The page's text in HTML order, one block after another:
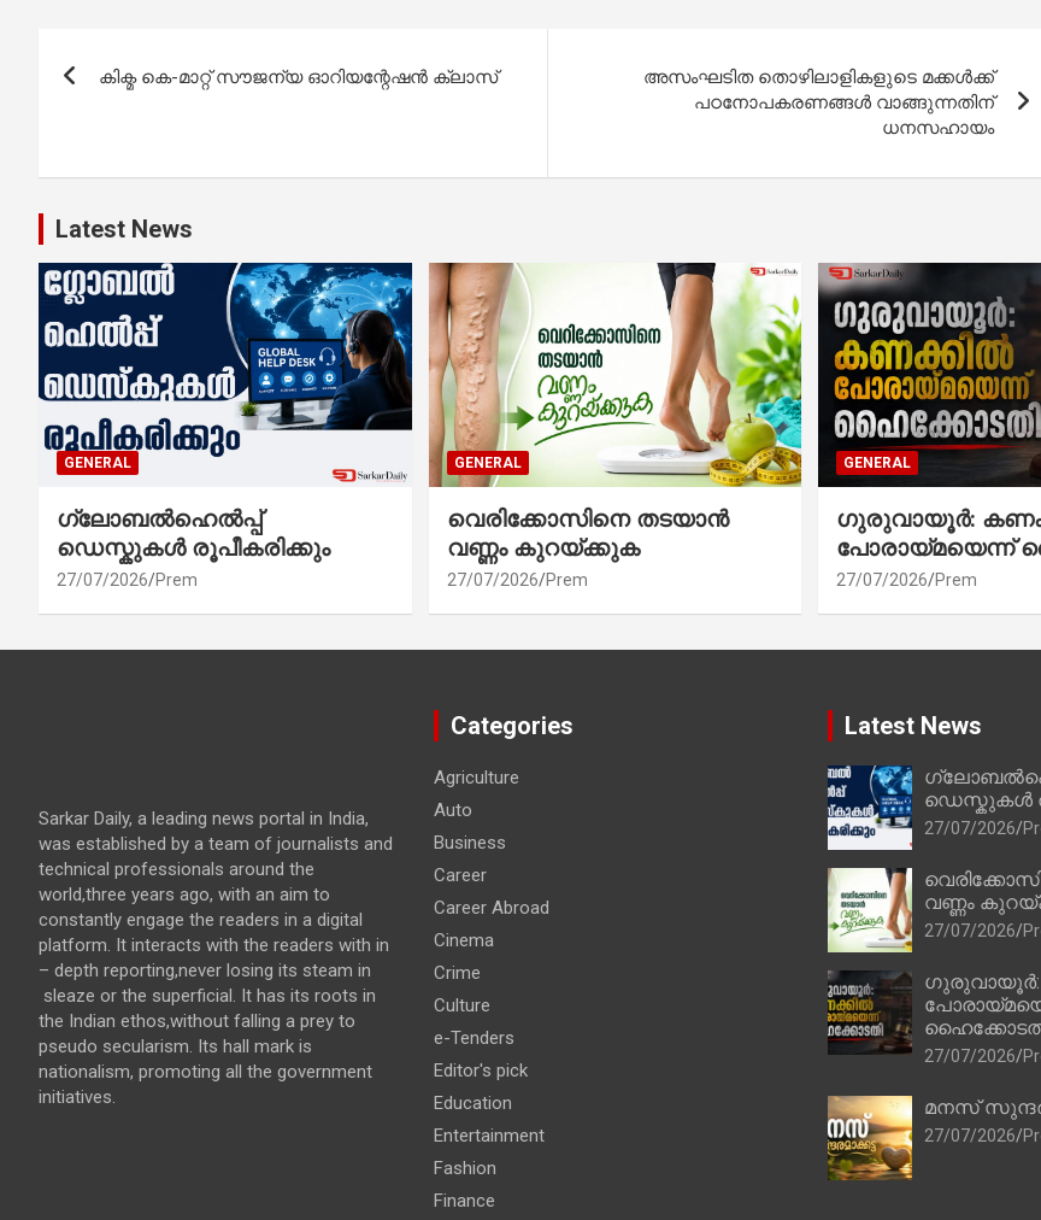
navigation
കിക്മ കെ-മാറ്റ് സൗജന്യ ഓറിയന്റേഷൻ ക്ലാസ്
അസംഘടിത തൊഴിലാളികളുടെ മക്കൾക്ക്
പഠനോപകരണങ്ങൾ വാങ്ങുന്നതിന്
ധനസഹായം
Latest News
GENERAL
ഗ്ലോബൽഹെൽപ്പ്
ഡെസ്കുകൾ രൂപീകരിക്കും
27/07/2026 Prem
GENERAL
വെരിക്കോസിനെ തടയാൻ
വണ്ണം കുറയ്ക്കുക
27/07/2026 Prem
GENERAL
ഗുരുവായൂർ:
പോരായ്മയെന്ന്
27/07/2026 Prem
Sarkar Daily, a leading news portal in India,
was established by a team of journalists and
technical professionals around the
world,three years ago, with an aim to
constantly engage the readers in a digital
platform. It interacts with the readers with in
– depth reporting,never losing its steam in
sleaze or the superficial. It has its roots in
the Indian ethos,without falling a prey to
pseudo secularism. Its hall mark is
nationalism, promoting all the government
initiatives.
Categories
Agriculture
Auto
Business
Career
Career Abroad
Cinema
Crime
Culture
e-Tenders
Editor's pick
Education
Entertainment
Fashion
Finance
Latest News
ഡെസ്കുകൾ
27/07/2026
വണ്ണം
27/07/2026
ഗുരുവായൂർ:
27/07/2026
മനസ്
27/07/2026